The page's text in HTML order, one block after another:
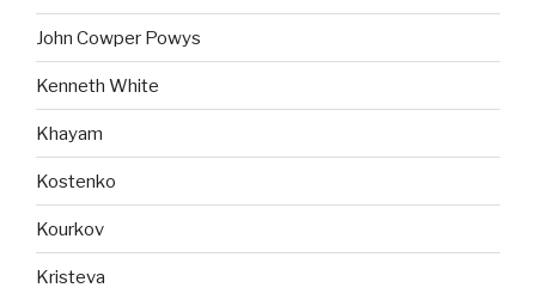
John Cowper Powys
Kenneth White
Khayam
Kostenko
Kourkov
Kristeva